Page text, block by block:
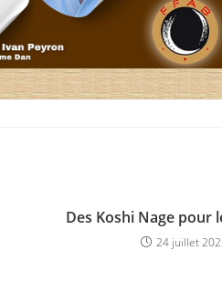
Des Koshi Nage pour
24 juillet